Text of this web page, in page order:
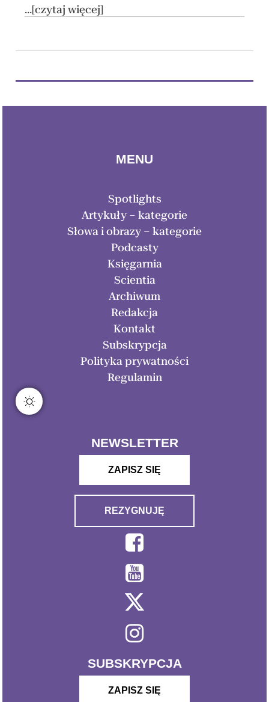
...[czytaj więcej]
MENU
Spotlights
Artykuły – kategorie
Słowa i obrazy – kategorie
Podcasty
Księgarnia
Scientia
Archiwum
Redakcja
Kontakt
Subskrypcja
Polityka prywatności
Regulamin
NEWSLETTER
ZAPISZ SIĘ
REZYGNUJĘ
SUBSKRYPCJA
ZAPISZ SIĘ